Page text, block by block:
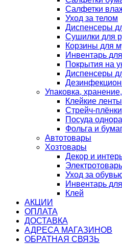
Салфетки
Уход за телом
Диспенсеры
Сушилки для
Корзины для
Инвентарь
Покрытия на
Диспенсеры
Упаковка,
Клейкие ленты
Стрейч-плёнки
Посуда
Фольга и
Автотовары
Хозтовары
Декор и
Уход за
Инвентарь
Клей
АКЦИИ
ОПЛАТА
ДОСТАВКА
АДРЕСА МАГАЗИНОВ
ОБРАТНАЯ СВЯЗЬ